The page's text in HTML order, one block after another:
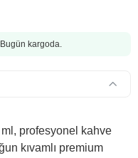
kargoda.
profesyonel kahve
kıvamlı premium